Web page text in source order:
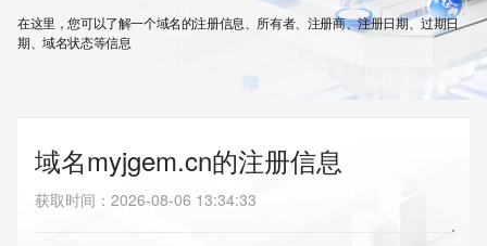
在这里，您可以了解一个域名的注册信息、所有者、注册商、注册日期、过期日
期、域名状态等信息
域名myjgem.cn的注册信息
获取时间 ： 2026-08-06 13:34:33